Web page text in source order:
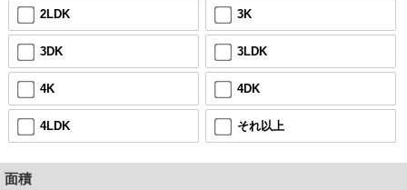
2LDK 3K
3DK 3LDK
4K 4DK
4LDK それ以上
面積